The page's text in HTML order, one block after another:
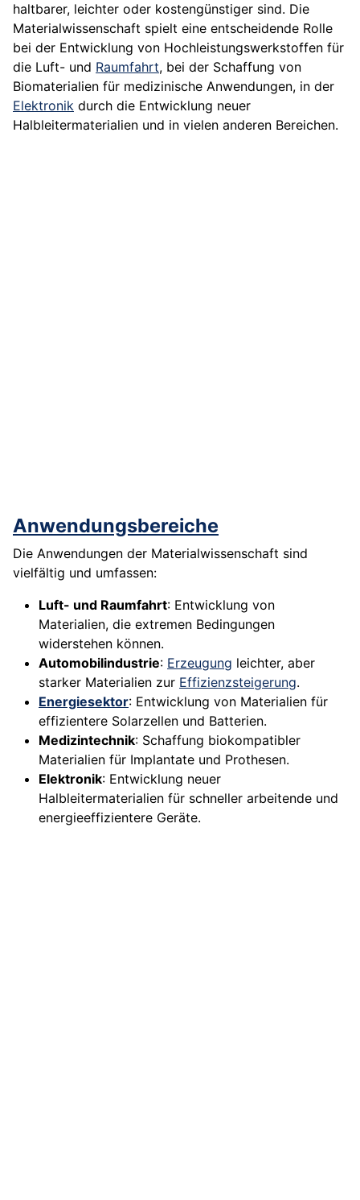
haltbarer, leichter oder kostengünstiger sind. Die
Materialwissenschaft spielt eine entscheidende Rolle
bei der Entwicklung von Hochleistungswerkstoffen für
die Luft- und Raumfahrt, bei der Schaffung von
Biomaterialien für medizinische Anwendungen, in der
Elektronik durch die Entwicklung neuer
Halbleitermaterialien und in vielen anderen Bereichen.
Anwendungsbereiche
Die Anwendungen der Materialwissenschaft sind
vielfältig und umfassen:
Luft- und Raumfahrt: Entwicklung von
Materialien, die extremen Bedingungen
widerstehen können.
Automobilindustrie: Erzeugung leichter, aber
starker Materialien zur Effizienzsteigerung.
Energiesektor: Entwicklung von Materialien für
effizientere Solarzellen und Batterien.
Medizintechnik: Schaffung biokompatibler
Materialien für Implantate und Prothesen.
Elektronik: Entwicklung neuer
Halbleitermaterialien für schneller arbeitende und
energieeffizientere Geräte.